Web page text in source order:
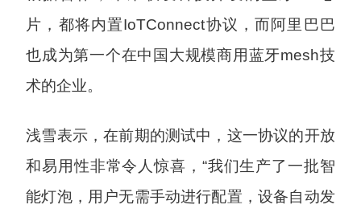
片，都将内置IoTConnect协议，而阿里巴巴
也成为第一个在中国大规模商用蓝牙mesh技
术的企业。
浅雪表示，在前期的测试中，这一协议的开放
和易用性非常令人惊喜，“我们生产了一批智
能灯泡，用户无需手动进行配置，设备自动发